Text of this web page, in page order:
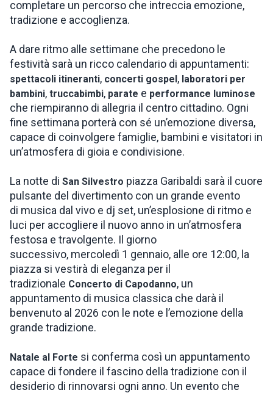
completare un percorso che intreccia emozione,
tradizione e accoglienza.
A dare ritmo alle settimane che precedono le
festività sarà un ricco calendario di appuntamenti:
spettacoli itineranti, concerti gospel, laboratori per
bambini, truccabimbi, parate e performance luminose
che riempiranno di allegria il centro cittadino. Ogni
fine settimana porterà con sé un’emozione diversa,
capace di coinvolgere famiglie, bambini e visitatori in
un’atmosfera di gioia e condivisione.
La notte di San Silvestro piazza Garibaldi sarà il cuore
pulsante del divertimento con un grande evento
di musica dal vivo e dj set, un’esplosione di ritmo e
luci per accogliere il nuovo anno in un’atmosfera
festosa e travolgente. Il giorno
successivo, mercoledì 1 gennaio, alle ore 12:00, la
piazza si vestirà di eleganza per il
tradizionale Concerto di Capodanno, un
appuntamento di musica classica che darà il
benvenuto al 2026 con le note e l’emozione della
grande tradizione.
Natale al Forte si conferma così un appuntamento
capace di fondere il fascino della tradizione con il
desiderio di rinnovarsi ogni anno. Un evento che